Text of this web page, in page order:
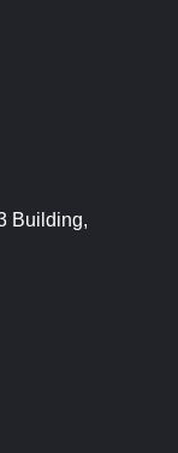
Building,